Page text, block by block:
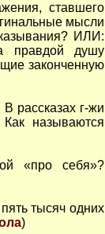
ставшего
мысли
ИЛИ:
правдой душу
законченную
рассказах г-жи
называются
«про себя»?
тысяч одних
)